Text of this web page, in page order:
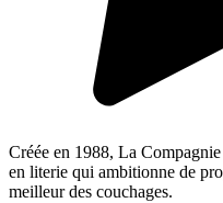
Créée en 1988, La
en literie qui ambitionne de
meilleur des couchages.